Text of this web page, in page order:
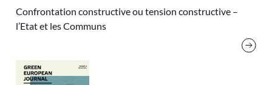
Confrontation constructive ou tension constructive –
l’Etat et les Communs
modes de vie
municipales
Nature